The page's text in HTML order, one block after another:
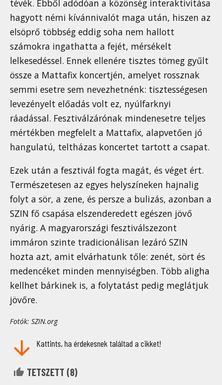
tévék. Ebből adódóan a közönség interaktivitása
hagyott némi kívánnivalót maga után, hiszen az
elsöprő többség eddig soha nem hallott
számokra ingathatta a fejét, mérsékelt
lelkesedéssel. Ennek ellenére tisztes tömeg gyűlt
össze a Mattafix koncertjén, amelyet rossznak
semmi esetre sem nevezhetnénk: tisztességesen
levezényelt előadás volt ez, nyúlfarknyi
ráadással. Fesztiválzárónak mindenesetre teljes
mértékben megfelelt a Mattafix, alapvetően jó
hangulatú, teltházas koncertet tartott a csapat.
Ezek után a fesztivál fogta magát, és véget ért.
Természetesen az egyes helyszíneken hajnalig
folyt a sör, a zene, és persze a bulizás, azonban a
SZIN fő csapása elszenderedett egészen jövő
nyárig. A magyarországi fesztiválszezont
immáron szinte tradicionálisan lezáró SZIN
hozta azt, amit elvárhatunk tőle: zenét, sört és
medencéket minden mennyiségben. Több aligha
kellhet bárkinek is, a folytatást pedig meglátjuk
jövőre.
Fotók: SZIN.org
Kattints, ha érdekesnek találtad a cikket!
TETSZETT (8)